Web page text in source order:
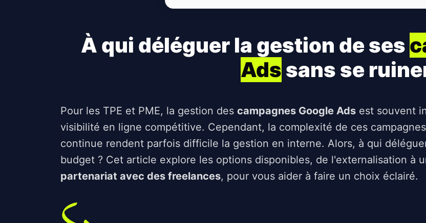
À qui déléguer la gestion de ses
Ads sans se
Pour les TPE et PME, la gestion des campagnes Google Ads est souvent
visibilité en ligne compétitive. Cependant, la complexité de ces
continue rendent parfois difficile la gestion en interne. Alors, à qui
budget ? Cet article explore les options disponibles, de l'externalisation à
partenariat avec des freelances, pour vous aider à faire un choix éclairé.